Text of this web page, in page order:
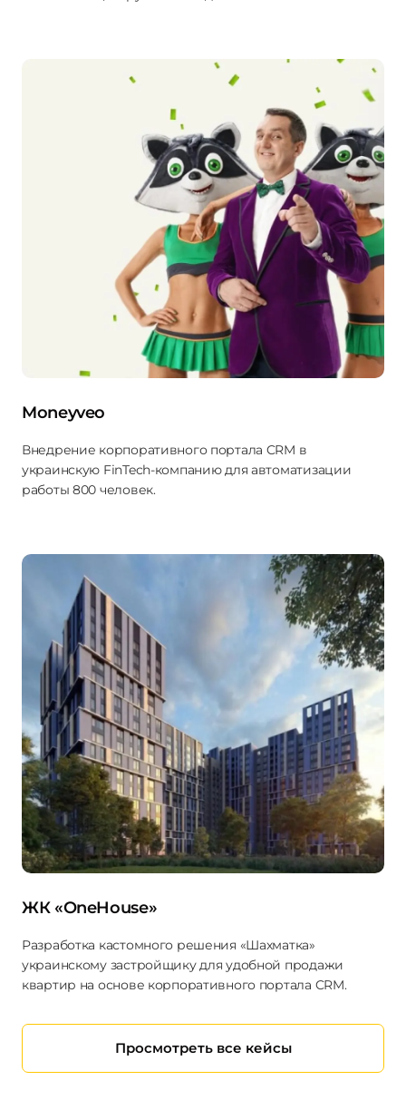
Moneyveo
Внедрение корпоративного портала CRM в
украинскую FinTech-компанию для автоматизации
работы 800 человек.
ЖК «OneHouse»
Разработка кастомного решения «Шахматка»
украинскому застройщику для удобной продажи
квартир на основе корпоративного портала CRM.
Просмотреть все кейсы